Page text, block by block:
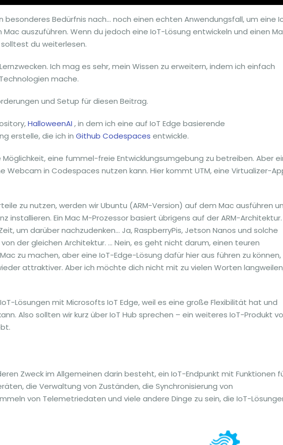
besonderes Bedürfnis nach… noch einen echten Anwendungsfall, um eine
auszuführen. Wenn du jedoch eine IoT-Lösung entwickeln und einen
du weiterlesen.
Ich mag es sehr, mein Wissen zu erweitern, indem ich einfach
mache.
und Setup für diesen Beitrag.
HalloweenAI , in dem ich eine auf IoT Edge basierende
erstelle, die ich in Github Codespaces entwickle.
eine fummel-freie Entwicklungsumgebung zu betreiben. Aber
Webcam in Codespaces nutzen kann. Hier kommt UTM, eine Virtualizer-
zu nutzen, werden wir Ubuntu (ARM-Version) auf dem Mac ausführen
installieren. Ein Mac M-Prozessor basiert übrigens auf der ARM-Architektur.
um darüber nachzudenken… Ja, RaspberryPis, Jetson Nanos und solche
der gleichen Architektur. … Nein, es geht nicht darum, einen teuren
zu machen, aber eine IoT-Edge-Lösung dafür hier aus führen zu können,
attraktiver. Aber ich möchte dich nicht mit zu vielen Worten
Lösungen mit Microsofts IoT Edge, weil es eine große Flexibilität hat und
Also sollten wir kurz über IoT Hub sprechen – ein weiteres IoT-Produkt
Zweck im Allgemeinen darin besteht, ein IoT-Endpunkt mit Funktionen
die Verwaltung von Zuständen, die Synchronisierung von
von Telemetriedaten und viele andere Dinge zu sein, die IoT-